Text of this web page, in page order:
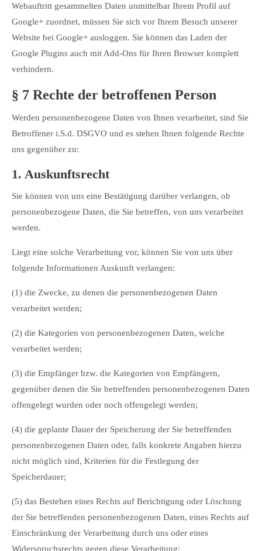
Webauftritt gesammelten Daten unmittelbar Ihrem Profil auf
Google+ zuordnet, müssen Sie sich vor Ihrem Besuch unserer
Website bei Google+ ausloggen. Sie können das Laden der
Google Plugins auch mit Add-Ons für Ihren Browser komplett
verhindern.
§ 7 Rechte der betroffenen Person
Werden personenbezogene Daten von Ihnen verarbeitet, sind Sie
Betroffener i.S.d. DSGVO und es stehen Ihnen folgende Rechte
uns gegenüber zu:
1. Auskunftsrecht
Sie können von uns eine Bestätigung darüber verlangen, ob
personenbezogene Daten, die Sie betreffen, von uns verarbeitet
werden.
Liegt eine solche Verarbeitung vor, können Sie von uns über
folgende Informationen Auskunft verlangen:
(1) die Zwecke, zu denen die personenbezogenen Daten
verarbeitet werden;
(2) die Kategorien von personenbezogenen Daten, welche
verarbeitet werden;
(3) die Empfänger bzw. die Kategorien von Empfängern,
gegenüber denen die Sie betreffenden personenbezogenen Daten
offengelegt wurden oder noch offengelegt werden;
(4) die geplante Dauer der Speicherung der Sie betreffenden
personenbezogenen Daten oder, falls konkrete Angaben hierzu
nicht möglich sind, Kriterien für die Festlegung der
Speicherdauer;
(5) das Bestehen eines Rechts auf Berichtigung oder Löschung
der Sie betreffenden personenbezogenen Daten, eines Rechts auf
Einschränkung der Verarbeitung durch uns oder eines
Widerspruchsrechts gegen diese Verarbeitung;